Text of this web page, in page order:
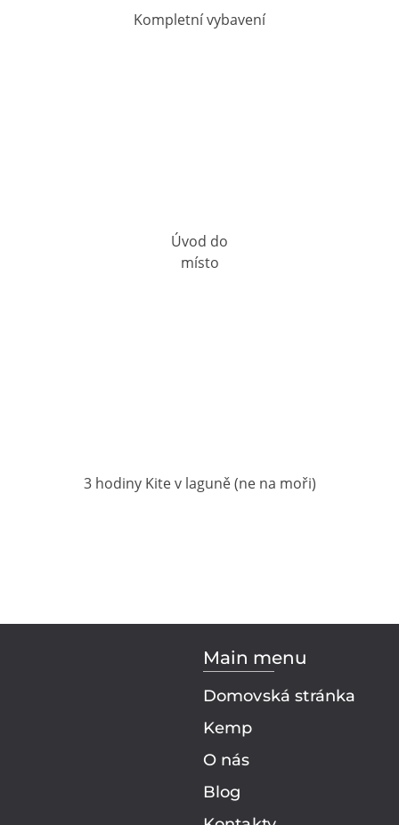
Kompletní vybavení
Úvod do
místo
3 hodiny Kite v laguně (ne na moři)
Main menu
Domovská stránka
Kemp
O nás
Blog